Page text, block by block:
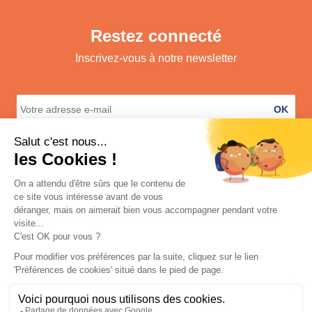
Restez connecté
Inscrivez-vous à notre newsletter
OK
A propos
Services
Informations légales
Contact